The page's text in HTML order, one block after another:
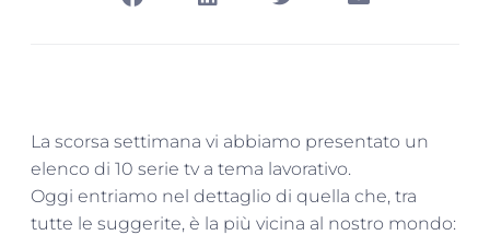
La scorsa settimana vi abbiamo presentato un
elenco di 10 serie tv a tema lavorativo.
Oggi entriamo nel dettaglio di quella che, tra
tutte le suggerite, è la più vicina al nostro mondo: